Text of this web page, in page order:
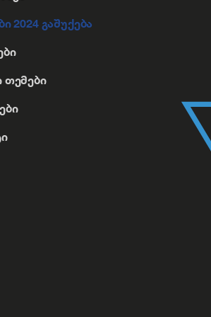
2024 გაშუქება
თემები